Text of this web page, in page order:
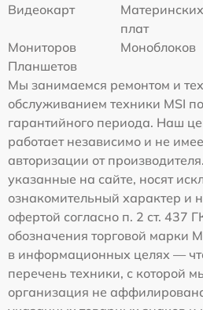
Видеокарт
Материнских
плат
Мониторов
Моноблоков
Планшетов
Мы занимаемся ремонтом и
обслуживанием техники MSI
гарантийного периода. Наш
работает независимо и не
авторизации от
указанные на сайте, носят
ознакомительный характер и
офертой согласно п. 2 ст. 437
обозначения торговой марки
в информационных целях —
перечень техники, с которой
организация не